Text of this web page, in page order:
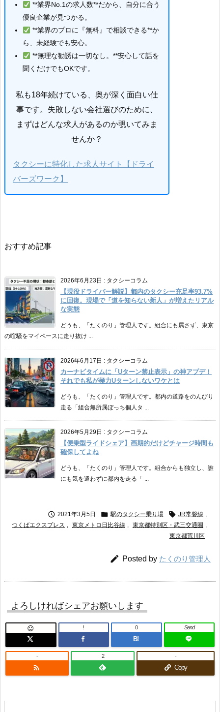
**業界No.1の求人数**だから、自分に合う
優良企業が見つかる。
**業界のプロに『無料』で相談できる**か
ら、未経験でも安心。
**無理な勧誘は一切なし。**安心して話を
聞くだけでもOKです。
私も18年続けている、奥が深く面白い仕
事です。失敗しない会社選びのために、
まずはどんな求人があるのか覗いてみま
せんか？
タクシーに特化した求人サイト【ドライ
バーズワーク】
おすすめ記事
2026年6月23日 : タクシーコラム
【現役ドライバー解説】都内のタクシー充足率93.7%
に回復。現場で「道を知らない新人」が増えたリアル
な実態
どうも、「たくのり」管理人です。組合にも属さず、東京
の喧騒をマイペースに走り抜け ...
2026年6月17日 : タクシーコラム
カーナビタイムに「Uターン禁止表示」の神アプデ！
それでも私が極力Uターンしないワケとは
どうも、「たくのり」管理人です。都内の道路をのんびり
走る「組合無所属ぼっち個人タ ...
2026年5月29日 : タクシーコラム
【便乗型ライドシェア】画期的だけどチャージ時間も
確保してよね
どうも、「たくのり」管理人です。組合からも独立し、誰
にも気を遣わずに都内を走る「 ...
 2021年3月5日  駅のタクシー乗り場  JR常磐線 ,
つくばエクスプレス , 東京メトロ日比谷線 , 東京都特別区・武三交通圏 ,
東京都荒川区
 Posted by たくのり管理人
よろしければシェアお願いします
 !
B!
0 Send

- 2
Copy
-